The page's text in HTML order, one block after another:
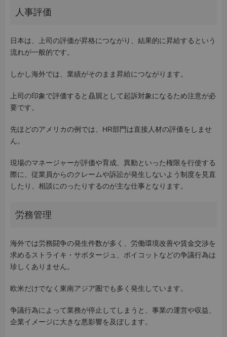
人事評価
日本は、上司の評価が昇格につながり、結果的に昇給するという
流れが一般的です。
しかし海外では、業績がそのまま昇給につながります。
上司の印象で評価すると贔屓として起訴対象になるため注意が必
要です。
先ほどのアメリカの例では、HR部門は直接人材の評価をしませ
ん。
現場のマネージャーが評価や育成、異動といった権限を行使する
際に、従業員からのクレームや訴訟が発生しないよう制度を見直
したり、相談にのったりするのが主な仕事となります。
労務管理
海外では労務闘争の発生件数が多く、労働環境改善や賃金交渉を
求めるストライキ・サボタージュ、ボイコットなどの争議行為は
珍しくありません。
欧米だけでなく東南アジア圏でも多く発生しています。
争議行為によって業務が停止してしまうと、事業の運営や収益、
企業イメージに大きな悪影響を及ぼします。